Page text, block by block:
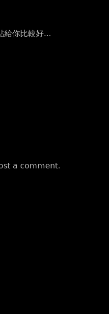
給你比較好...
a comment.